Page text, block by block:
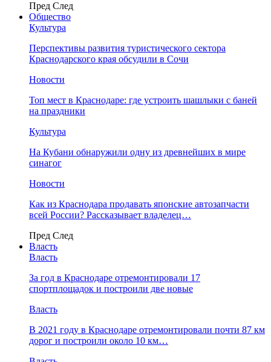
Пред След
Общество
Культура
Перспективы развития туристического сектора
Краснодарского края обсудили в Сочи
Новости
Топ мест в Краснодаре: где устроить шашлыки с баней
на праздники
Культура
На Кубани обнаружили одну из древнейших в мире
синагог
Новости
Как из Краснодара продавать японские автозапчасти
всей России? Рассказывает владелец…
Пред След
Власть
Власть
За год в Краснодаре отремонтировали 17
спортплощадок и построили две новые
Власть
В 2021 году в Краснодаре отремонтировали почти 87 км
дорог и построили около 10 км…